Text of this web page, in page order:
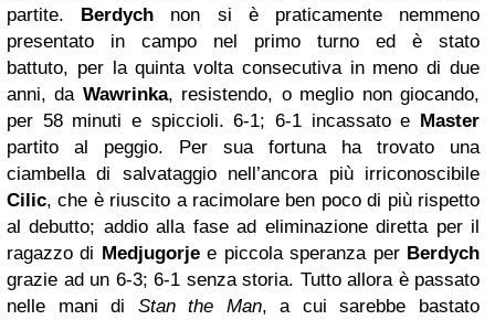
partite. Berdych non si è praticamente nemmeno
presentato in campo nel primo turno ed è stato
battuto, per la quinta volta consecutiva in meno di due
anni, da Wawrinka, resistendo, o meglio non giocando,
per 58 minuti e spiccioli. 6-1; 6-1 incassato e Master
partito al peggio. Per sua fortuna ha trovato una
ciambella di salvataggio nell’ancora più irriconoscibile
Cilic, che è riuscito a racimolare ben poco di più rispetto
al debutto; addio alla fase ad eliminazione diretta per il
ragazzo di Medjugorjee piccola speranza per Berdych
grazie ad un 6-3; 6-1 senza storia. Tutto allora è passato
nelle mani di Stan the Man, a cui sarebbe bastato